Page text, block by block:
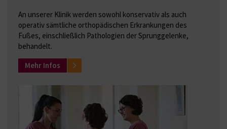
An unserer Klinik werden sowohl konservativ als auch
operativ sämtliche orthopädischen Erkrankungen des
Fußes, einschließlich Pathologien der Sprunggelenke,
behandelt.
Mehr Infos